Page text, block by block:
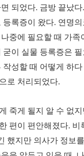
되었다. 금방 끝났
등록증이 왔다. 연명
중에 필요할 때 가족
굳이 실물 등록증은
작성할 때 어떻게 하
로 처리되었다.
죽게 될지 알 수 없
편이 편안해졌다. 비
했지만 의사가 정보